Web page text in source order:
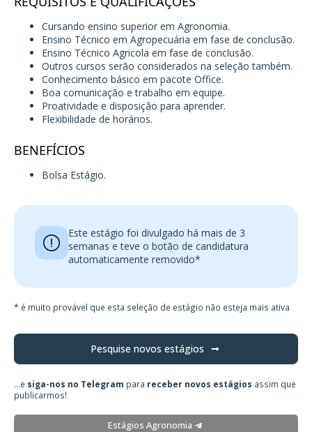
Cursando ensino superior em Agronomia.
Ensino Técnico em Agropecuária em fase de conclusão.
Ensino Técnico Agricola em fase de conclusão.
Outros cursos serão considerados na seleção também.
Conhecimento básico em pacote Office.
Boa comunicação e trabalho em equipe.
Proatividade e disposição para aprender.
Flexibilidade de horários.
BENEFÍCIOS
Bolsa Estágio.
Este estágio foi divulgado há mais de 3
semanas e teve o botão de candidatura
automaticamente removido*
* é muito provável que esta seleção de estágio não esteja mais ativa
Pesquise novos estágios
...e siga-nos no Telegram para receber novos estágios assim que
publicarmos!
Estágios Agronomia